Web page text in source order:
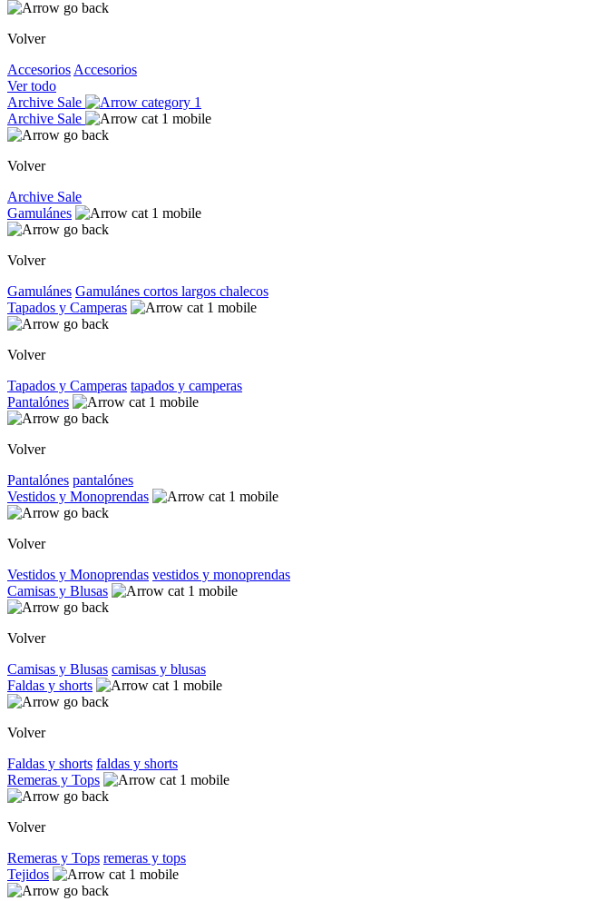
Volver
Accesorios Accesorios
Ver todo
Archive Sale
Archive Sale
Volver
Archive Sale
Gamulánes
Volver
Gamulánes Gamulánes cortos largos chalecos
Tapados y Camperas
Volver
Tapados y Camperas tapados y camperas
Pantalónes
Volver
Pantalónes pantalónes
Vestidos y Monoprendas
Volver
Vestidos y Monoprendas vestidos y monoprendas
Camisas y Blusas
Volver
Camisas y Blusas camisas y blusas
Faldas y shorts
Volver
Faldas y shorts faldas y shorts
Remeras y Tops
Volver
Remeras y Tops remeras y tops
Tejidos